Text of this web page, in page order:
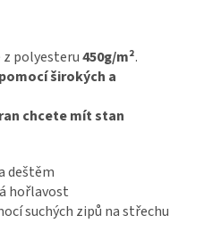
z polyesteru450g/m².
širokých a
chcete mít stan
deštěm
hořlavost
suchých zipů na střechu